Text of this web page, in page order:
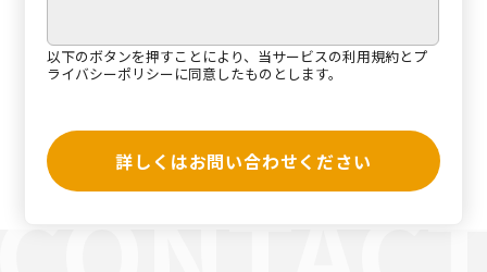
以下のボタンを押すことにより、当サービスの利用規約と プ
ライバシーポリシーに同意したものとします。
詳しくはお問い合わせください